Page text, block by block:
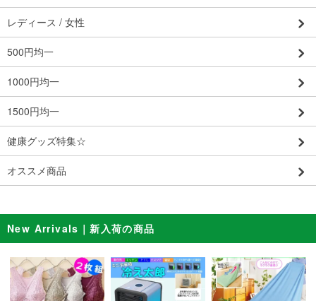
レディース / 女性
500円均一
1000円均一
1500円均一
健康グッズ特集☆
オススメ商品
New Arrivals｜新入荷の商品